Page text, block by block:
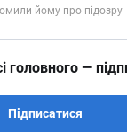
головного —
Підписатися